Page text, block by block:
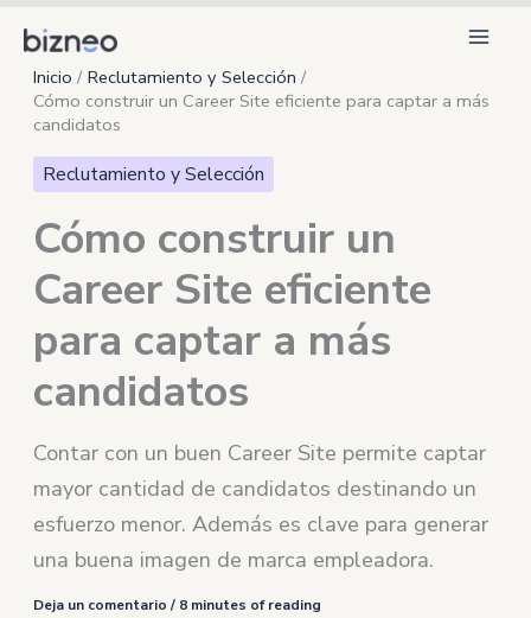
contenido
Inicio
Reclutamiento y Selección
Cómo construir un Career Site eficiente para captar a más
candidatos
Reclutamiento y Selección
Cómo construir un
Career Site eficiente
para captar a más
candidatos
Contar con un buen Career Site permite captar
mayor cantidad de candidatos destinando un
esfuerzo menor. Además es clave para generar
una buena imagen de marca empleadora.
Deja un comentario / 8 minutes of reading